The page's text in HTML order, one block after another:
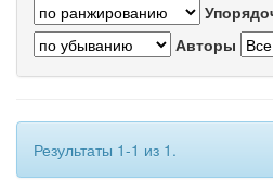
Авторы
Результаты 1-1 из 1.